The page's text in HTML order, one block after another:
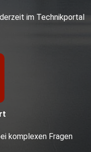
im Technikportal
komplexen Fragen